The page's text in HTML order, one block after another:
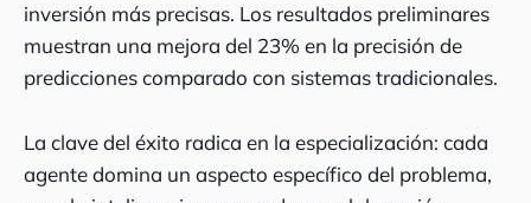
inversión más precisas. Los resultados preliminares
muestran una mejora del 23% en la precisión de
predicciones comparado con sistemas tradicionales.
La clave del éxito radica en la especialización: cada
agente domina un aspecto específico del problema,